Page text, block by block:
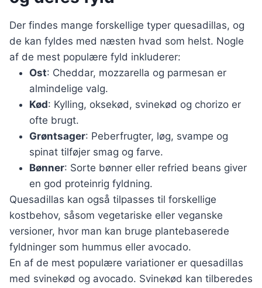
Der findes mange forskellige typer quesadillas, og
de kan fyldes med næsten hvad som helst. Nogle
af de mest populære fyld inkluderer:
Ost: Cheddar, mozzarella og parmesan er
almindelige valg.
Kød: Kylling, oksekød, svinekød og chorizo er
ofte brugt.
Grøntsager: Peberfrugter, løg, svampe og
spinat tilføjer smag og farve.
Bønner: Sorte bønner eller refried beans giver
en god proteinrig fyldning.
Quesadillas kan også tilpasses til forskellige
kostbehov, såsom vegetariske eller veganske
versioner, hvor man kan bruge plantebaserede
fyldninger som hummus eller avocado.
En af de mest populære variationer er quesadillas
med svinekød og avocado. Svinekød kan tilberedes